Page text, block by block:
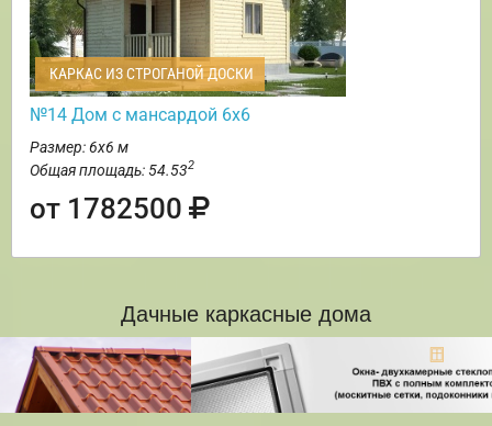
КАРКАС ИЗ СТРОГАНОЙ ДОСКИ
№14 Дом с мансардой 6х6
Размер: 6х6 м
Общая площадь: 54.532
от 1782500
Дачные каркасные дома